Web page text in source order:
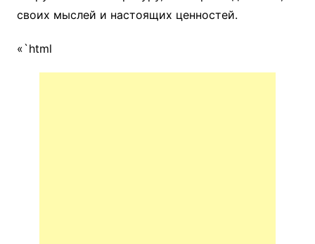
своих мыслей и настоящих ценностей.
«`html